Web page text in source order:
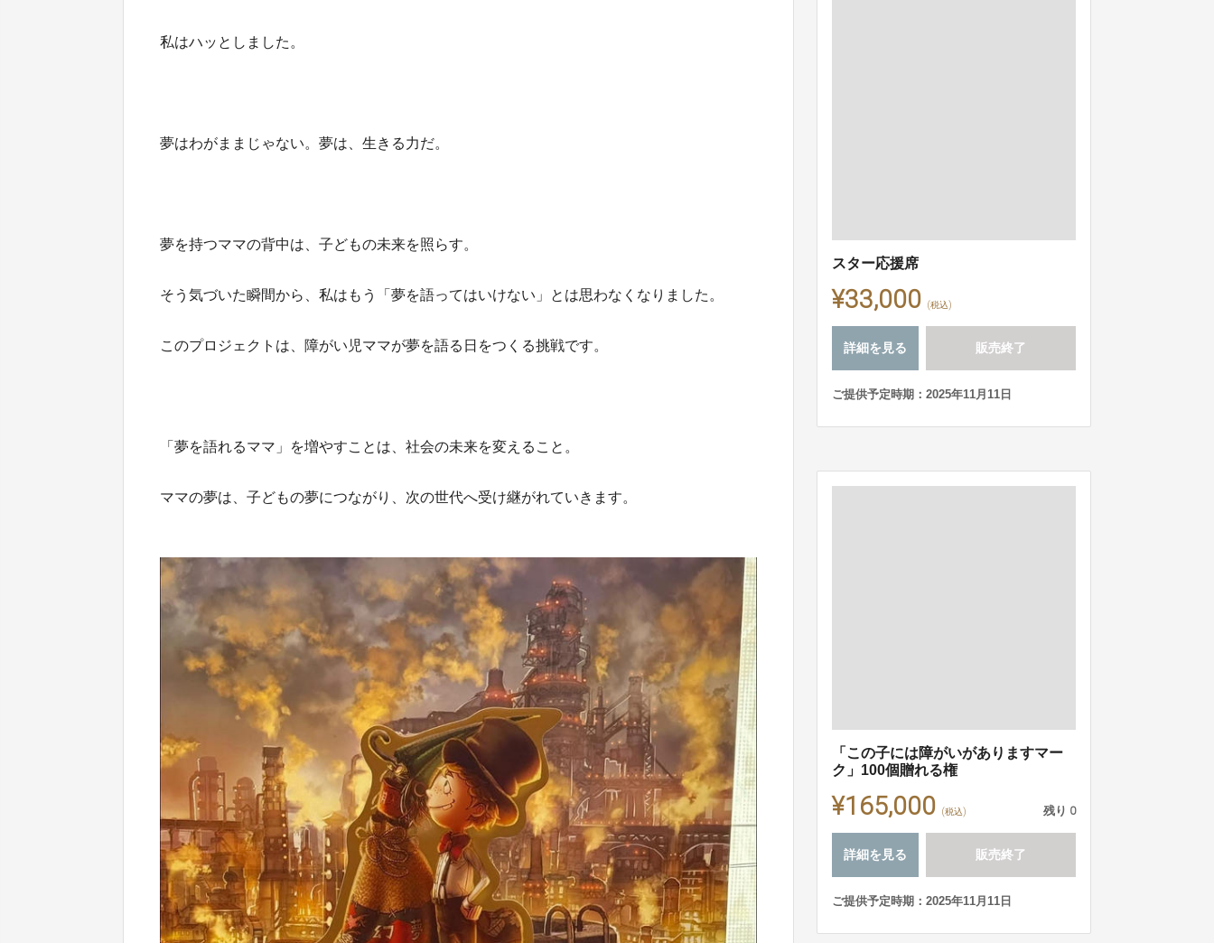
私はハッとしました。
夢はわがままじゃない。夢は、生きる力だ。
夢を持つママの背中は、子どもの未来を照らす。
そう気づいた瞬間から、私はもう「夢を語ってはいけない」とは思わなくなりました。
このプロジェクトは、障がい児ママが夢を語る日をつくる挑戦です。
「夢を語れるママ」を増やすことは、社会の未来を変えること。
ママの夢は、子どもの夢につながり、次の世代へ受け継がれていきます。
スター応援席
¥33,000 (税込)
詳細を見る 販売終了
ご提供予定時期：2025年11月11日
「この子には障がいがありますマー
ク」100個贈れる権
¥165,000 (税込) 残り 0
詳細を見る 販売終了
ご提供予定時期：2025年11月11日